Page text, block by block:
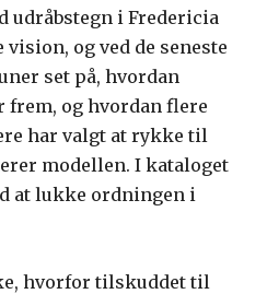
udråbstegn i Fredericia
og ved de seneste
set på, hvordan
frem, og hvordan flere
har valgt at rykke til
modellen. I kataloget
at lukke ordningen i
hvorfor tilskuddet til